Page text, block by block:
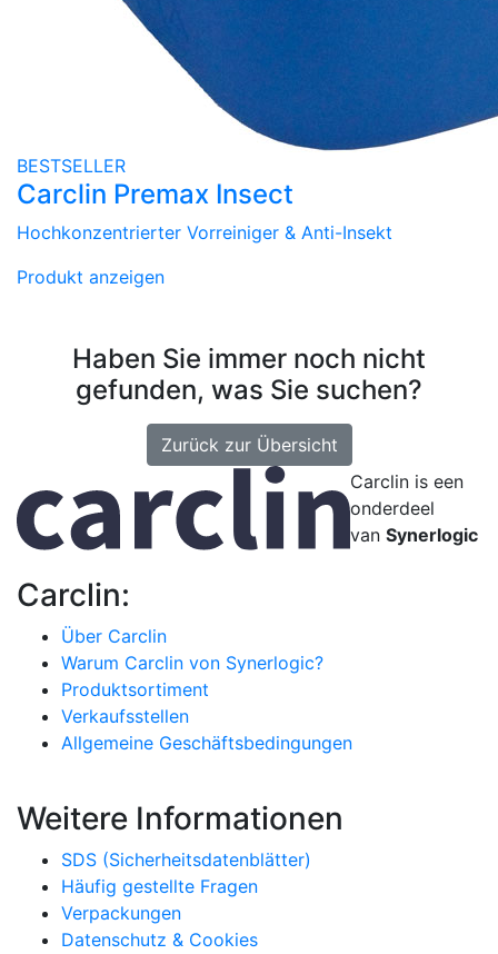
BESTSELLER
Carclin Premax Insect
Hochkonzentrierter Vorreiniger & Anti-Insekt
Produkt anzeigen
Haben Sie immer noch nicht
gefunden, was Sie suchen?
Zurück zur Übersicht
Carclin is een
onderdeel
van Synerlogic
Carclin:
Über Carclin
Warum Carclin von Synerlogic?
Produktsortiment
Verkaufsstellen
Allgemeine Geschäftsbedingungen
Weitere Informationen
SDS (Sicherheitsdatenblätter)
Häufig gestellte Fragen
Verpackungen
Datenschutz & Cookies